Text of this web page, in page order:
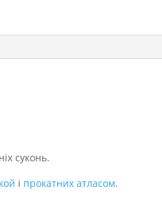
суконь.
і прокатних атласом.